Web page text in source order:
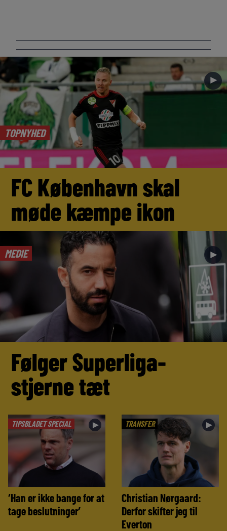
TOPNYHED
►
FC København skal
møde kæmpe ikon
MEDIE ►
Følger Superliga-
stjerne tæt
TIPSBLADET SPECIAL ►
‘Han er ikke bange for at
tage beslutninger’
TRANSFER ►
Christian Nørgaard:
Derfor skifter jeg til
Everton